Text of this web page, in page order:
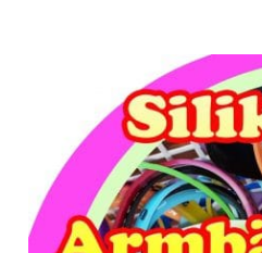
Kapselfüllware
Katalog & Preisliste bestellen
Anfragen-Korb